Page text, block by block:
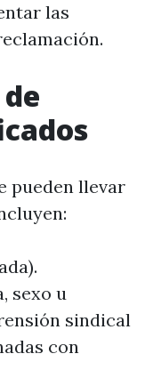
las
pueden llevar
sexo u
sindical
con